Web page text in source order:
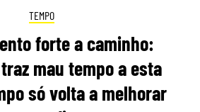
TEMPO
forte a caminho:
mau tempo a esta
só volta a melhorar